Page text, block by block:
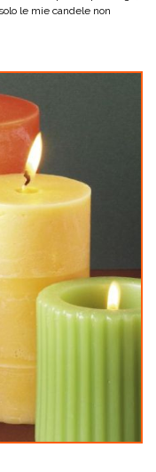
le mie candele non